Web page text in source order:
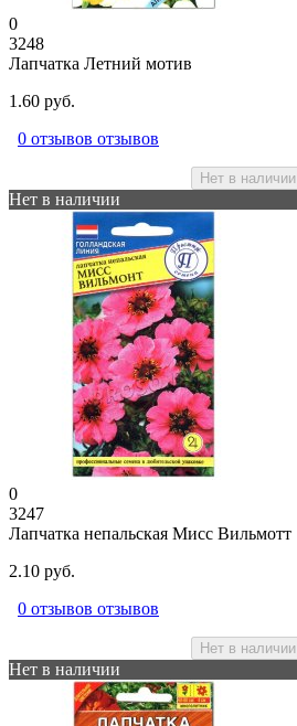
0
3248
Лапчатка Летний мотив
1.60 руб.
0 отзывов отзывов
Нет в наличии
Нет в наличии
0
3247
Лапчатка непальская Мисс Вильмотт
2.10 руб.
0 отзывов отзывов
Нет в наличии
Нет в наличии